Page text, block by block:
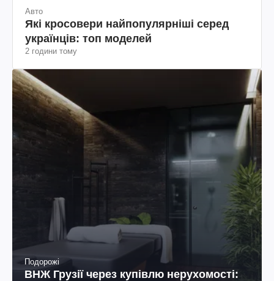
Авто
Які кросовери найпопулярніші серед
українців: топ моделей
2 години тому
Подорожі
ВНЖ Грузії через купівлю нерухомості: